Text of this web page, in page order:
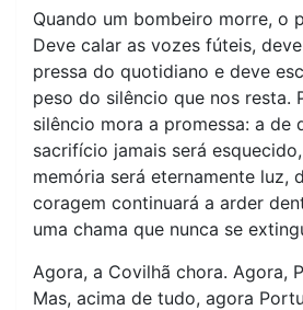
Quando um bombeiro morre, o
Deve calar as vozes fúteis,
pressa do quotidiano e deve
peso do silêncio que nos resta.
silêncio mora a promessa: a de
sacrifício jamais será
memória será eternamente luz,
coragem continuará a arder
uma chama que nunca se
Agora, a Covilhã chora. Agora,
Mas, acima de tudo, agora